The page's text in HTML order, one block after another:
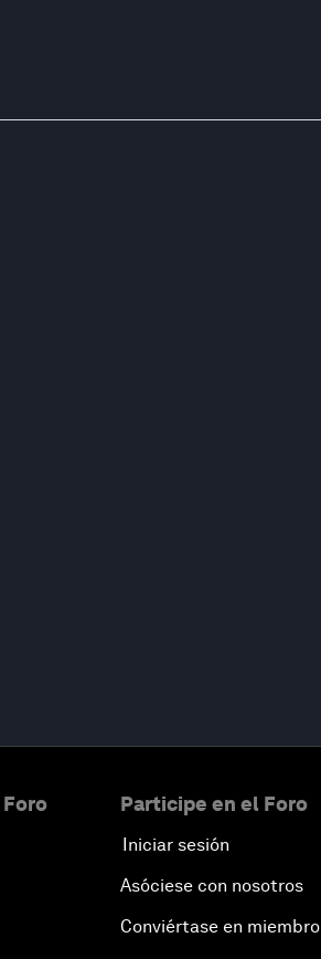
Participe en el Foro
Iniciar sesión
Asóciese con nosotros
Conviértase en miembro